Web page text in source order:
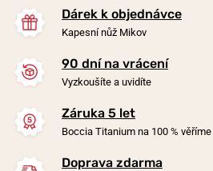
Dárek k objednávce
Kapesní nůž Mikov
90 dní na vrácení
Vyzkoušíte a uvidíte
Záruka 5 let
Boccia Titanium na 100 % věříme
Doprava zdarma